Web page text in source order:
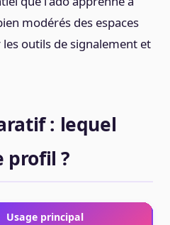
modérés des espaces
outils de signalement et
: lequel
profil ?
Usage principal